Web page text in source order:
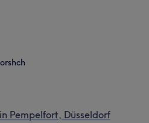
Pempelfort, Düsseldorf